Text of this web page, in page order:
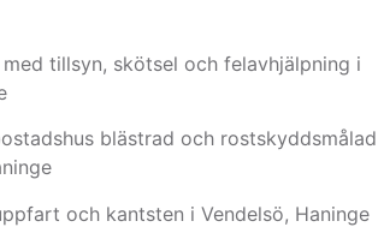
tillsyn, skötsel och felavhjälpning i
blästrad och rostskyddsmålad
och kantsten i Vendelsö, Haninge